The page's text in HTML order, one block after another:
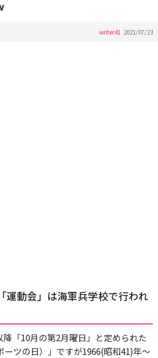
writer41 2021/07/23
運動会」は海軍兵学校で行われ
降「10月の第2月曜日」と定められた
ーツの日）」ですが1966(昭和41)年～